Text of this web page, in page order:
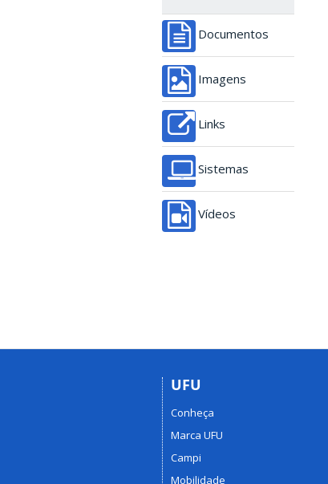
Documentos
Imagens
Links
Sistemas
Vídeos
UFU
Conheça
Marca UFU
Campi
Mobilidade